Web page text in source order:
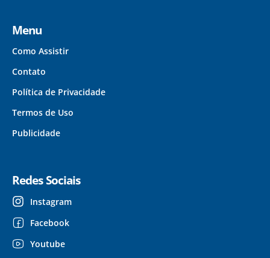
Menu
Como Assistir
Contato
Política de Privacidade
Termos de Uso
Publicidade
Redes Sociais
Instagram
Facebook
Youtube